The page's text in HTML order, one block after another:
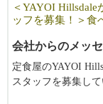
＜YAYOI
ッフを募集！＞食
会社からのメッ
定食屋のYAYOI
スタッフを募集して